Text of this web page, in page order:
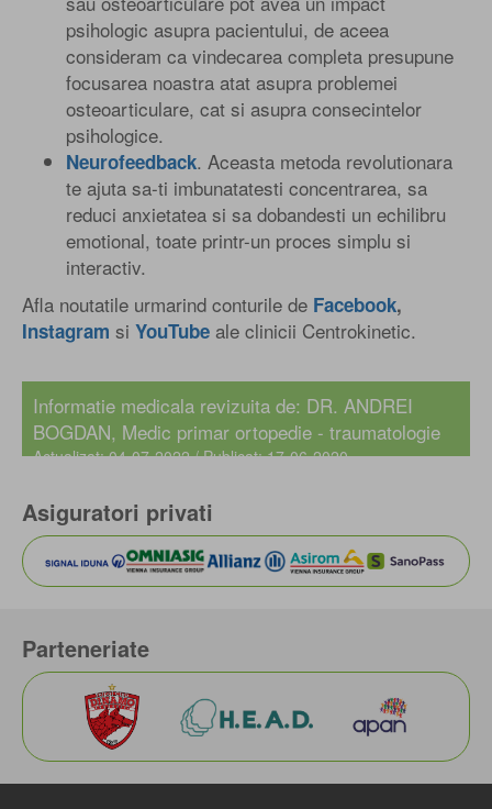
psihologic asupra pacientului, de aceea
consideram ca vindecarea completa presupune
focusarea noastra atat asupra problemei
osteoarticulare, cat si asupra consecintelor
psihologice.
Neurofeedback. Aceasta metoda revolutionara
te ajuta sa-ti imbunatatesti concentrarea, sa
reduci anxietatea si sa dobandesti un echilibru
emotional, toate printr-un proces simplu si
interactiv.
Afla noutatile urmarind conturile de Facebook,
Instagram si YouTube ale clinicii Centrokinetic.
Informatie medicala revizuita de: DR. ANDREI
BOGDAN, Medic primar ortopedie - traumatologie
Actualizat: 04-07-2022 / Publicat: 17-06-2020
Asiguratori privati
Parteneriate